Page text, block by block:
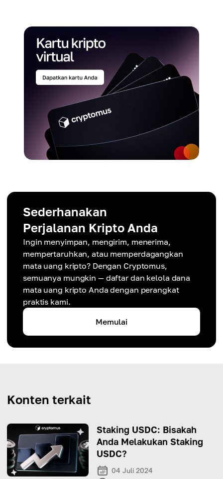
Sederhanakan
Perjalanan Kripto Anda
Ingin menyimpan, mengirim, menerima,
mempertaruhkan, atau memperdagangkan
mata uang kripto? Dengan Cryptomus,
semuanya mungkin — daftar dan kelola dana
mata uang kripto Anda dengan perangkat
praktis kami.
Memulai
Konten terkait
Staking USDC: Bisakah
Anda Melakukan Staking
USDC?
04 Juli 2024